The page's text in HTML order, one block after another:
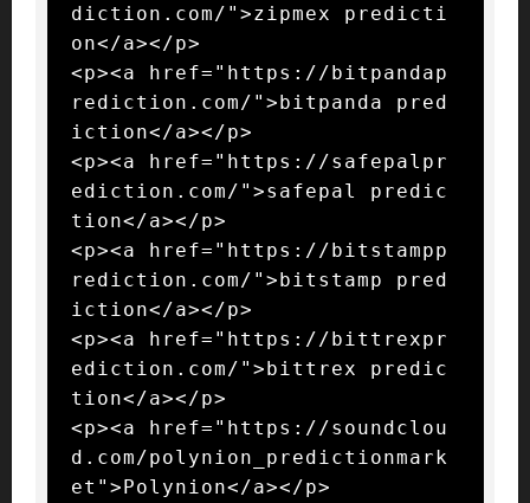
diction.com/">zipmex predicti
on</a></p>
<p><a href="https://bitpandap
rediction.com/">bitpanda pred
iction</a></p>
<p><a href="https://safepalpr
ediction.com/">safepal predic
tion</a></p>
<p><a href="https://bitstampp
rediction.com/">bitstamp pred
iction</a></p>
<p><a href="https://bittrexpr
ediction.com/">bittrex predic
tion</a></p>
<p><a href="https://soundclou
d.com/polynion_predictionmark
et">Polynion</a></p>